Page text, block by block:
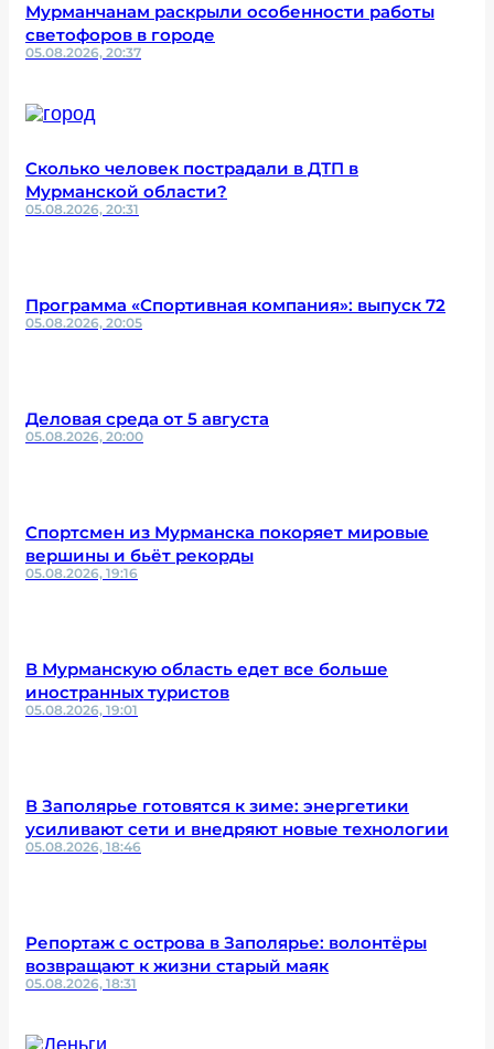
Мурманчанам раскрыли особенности работы
светофоров в городе
05.08.2026, 20:37
Сколько человек пострадали в ДТП в
Мурманской области?
05.08.2026, 20:31
Программа «Спортивная компания»: выпуск 72
05.08.2026, 20:05
Деловая среда от 5 августа
05.08.2026, 20:00
Спортсмен из Мурманска покоряет мировые
вершины и бьёт рекорды
05.08.2026, 19:16
В Мурманскую область едет все больше
иностранных туристов
05.08.2026, 19:01
В Заполярье готовятся к зиме: энергетики
усиливают сети и внедряют новые технологии
05.08.2026, 18:46
Репортаж с острова в Заполярье: волонтёры
возвращают к жизни старый маяк
05.08.2026, 18:31